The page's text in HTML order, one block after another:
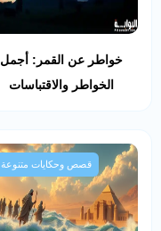
خواطر عن القمر: أجمل
الخواطر والاقتباسات
قصص وحكايات متنوعة